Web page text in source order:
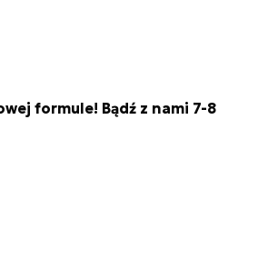
formule! Bądź z nami 7-8